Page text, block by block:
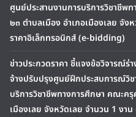
ศูนย์ประสานงานการบริการวิชาชีพ
๒๓ ตำบลเมือง อำเภอเมืองเลย จัง
ราคาอิเล็กทรอนิกส์ (e-bidding)
ข่าวประกวดราคา ชี้แจงข้อวิจารณ์ร่า
จ้างปรับปรุงศูนย์ฝึกประสบการณ์วิ
บริการวิชาชีพทางการศึกษา คณะค
เมืองเลย จังหวัดเลย จำนวน 1 งา